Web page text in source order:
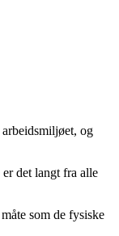
og
det langt fra alle
som de fysiske